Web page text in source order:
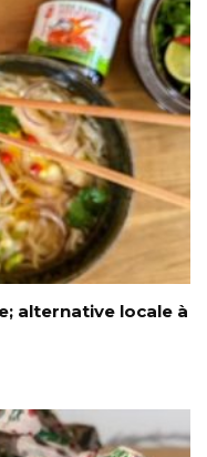
alternative locale à